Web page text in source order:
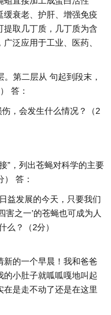
缓衰老、护肝、增强免疫
提取几丁质，几丁质为含
泛应用于工业、医药、
第二层从 句起到段末，
答：
伤，会发生什么情况？（2
”，列出苍蝇对科学的主要
答：
益发展的今天，只要我们
害之一’的苍蝇也可成为人
么？（2分）
新的一个早晨！我和爸爸
的小肚子就呱呱嘎地叫起
是走不动了还是在这里